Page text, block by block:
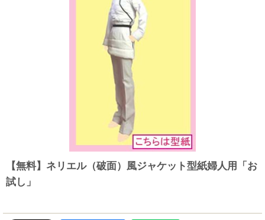
【無料】ネリエル（破面）風ジャケット型紙婦人用「お
試し」